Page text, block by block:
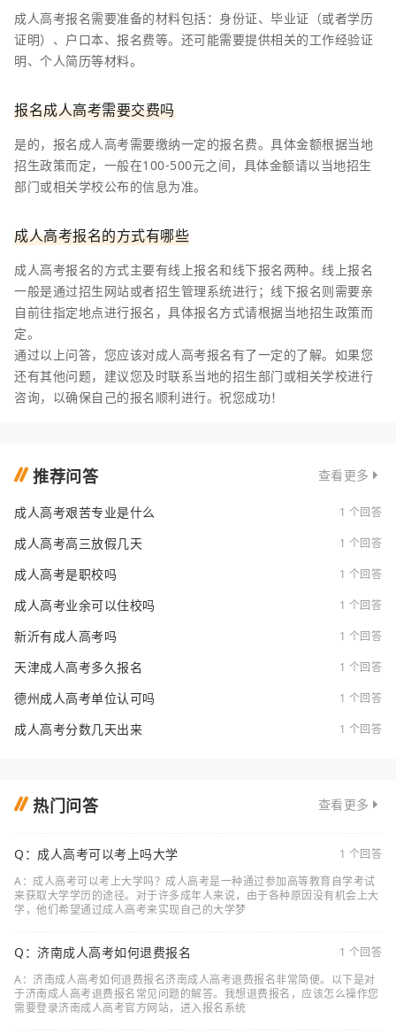
成人高考报名需要准备的材料包括：身份证、毕业证（或者学历
证明）、户口本、报名费等。还可能需要提供相关的工作经验证
明、个人简历等材料。
报名成人高考需要交费吗
是的，报名成人高考需要缴纳一定的报名费。具体金额根据当地
招生政策而定，一般在100-500元之间，具体金额请以当地招生
部门或相关学校公布的信息为准。
成人高考报名的方式有哪些
成人高考报名的方式主要有线上报名和线下报名两种。线上报名
一般是通过招生网站或者招生管理系统进行；线下报名则需要亲
自前往指定地点进行报名，具体报名方式请根据当地招生政策而
定。
通过以上问答，您应该对成人高考报名有了一定的了解。如果您
还有其他问题，建议您及时联系当地的招生部门或相关学校进行
咨询，以确保自己的报名顺利进行。祝您成功！
推荐问答 查看更多
成人高考艰苦专业是什么 1 个回答
成人高考高三放假几天 1 个回答
成人高考是职校吗 1 个回答
成人高考业余可以住校吗 1 个回答
新沂有成人高考吗 1 个回答
天津成人高考多久报名 1 个回答
德州成人高考单位认可吗 1 个回答
成人高考分数几天出来 1 个回答
热门问答 查看更多
Q：成人高考可以考上吗大学
1 个回答
A：成人高考可以考上大学吗？成人高考是一种通过参加高等教育自学考试
来获取大学学历的途径。对于许多成年人来说，由于各种原因没有机会上大
学，他们希望通过成人高考来实现自己的大学梦
Q：济南成人高考如何退费报名
1 个回答
A：济南成人高考如何退费报名济南成人高考退费报名非常简便。以下是对
于济南成人高考退费报名常见问题的解答。我想退费报名，应该怎么操作您
需要登录济南成人高考官方网站，进入报名系统